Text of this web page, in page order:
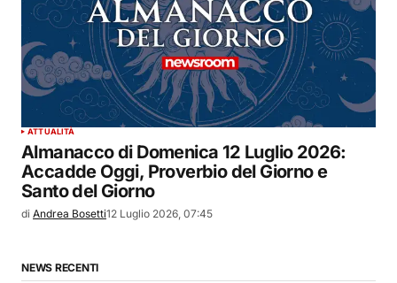
ATTUALITÀ
Almanacco di Domenica 12 Luglio 2026:
Accadde Oggi, Proverbio del Giorno e
Santo del Giorno
di Andrea Bosetti12 Luglio 2026, 07:45
NEWS RECENTI